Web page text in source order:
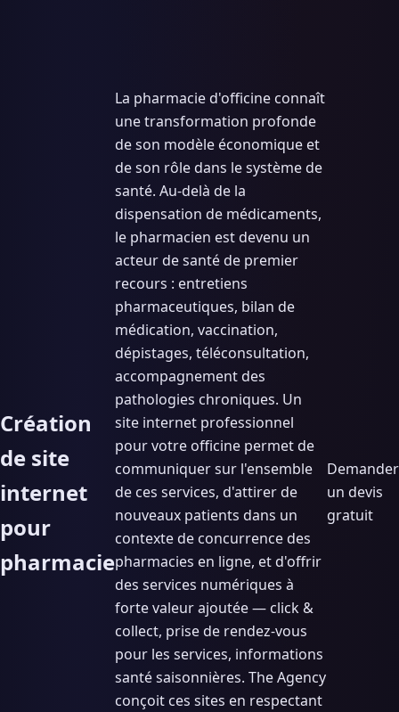
Création
de site
internet
pour
pharmacie
La pharmacie d'officine connaît
une transformation profonde
de son modèle économique et
de son rôle dans le système de
santé. Au-delà de la
dispensation de médicaments,
le pharmacien est devenu un
acteur de santé de premier
recours : entretiens
pharmaceutiques, bilan de
médication, vaccination,
dépistages, téléconsultation,
accompagnement des
pathologies chroniques. Un
site internet professionnel
pour votre officine permet de
communiquer sur l'ensemble
de ces services, d'attirer de
nouveaux patients dans un
contexte de concurrence des
pharmacies en ligne, et d'offrir
des services numériques à
forte valeur ajoutée — click &
collect, prise de rendez-vous
pour les services, informations
santé saisonnières. The Agency
conçoit ces sites en respectant
Demander
un devis
gratuit